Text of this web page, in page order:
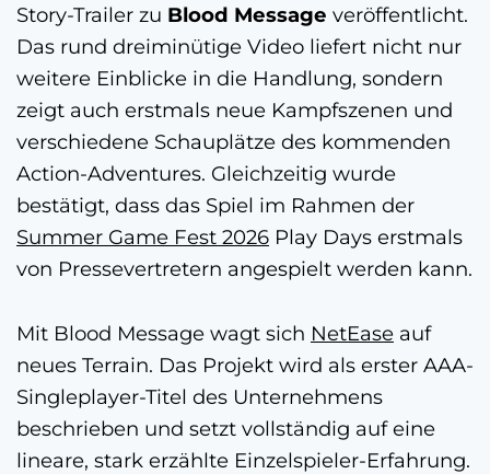
Story-Trailer zu Blood Message veröffentlicht.
Das rund dreiminütige Video liefert nicht nur
weitere Einblicke in die Handlung, sondern
zeigt auch erstmals neue Kampfszenen und
verschiedene Schauplätze des kommenden
Action-Adventures. Gleichzeitig wurde
bestätigt, dass das Spiel im Rahmen der
Summer Game Fest 2026 Play Days erstmals
von Pressevertretern angespielt werden kann.
Mit Blood Message wagt sich NetEase auf
neues Terrain. Das Projekt wird als erster AAA-
Singleplayer-Titel des Unternehmens
beschrieben und setzt vollständig auf eine
lineare, stark erzählte Einzelspieler-Erfahrung.